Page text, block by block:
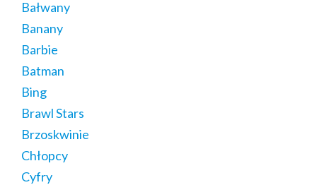
Bałwany
Banany
Barbie
Batman
Bing
Brawl Stars
Brzoskwinie
Chłopcy
Cyfry